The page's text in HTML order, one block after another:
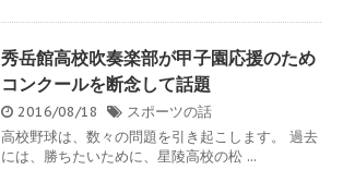
秀岳館高校吹奏楽部が甲子園応援のため
コンクールを断念して話題
2016/08/18
スポーツの話
高校野球は、数々の問題を引き起こします。 過去
には、勝ちたいために、星陵高校の松 ...